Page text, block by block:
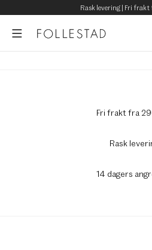
Rask levering | Fri
Fri frakt fra
Rask
14 dagers